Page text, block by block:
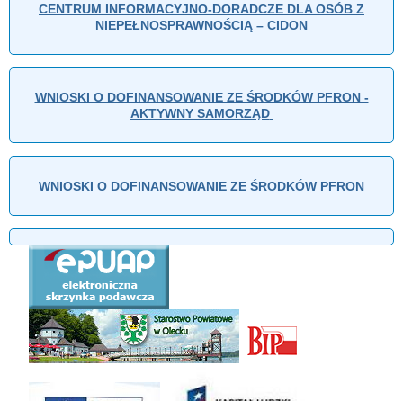
CENTRUM INFORMACYJNO-DORADCZE DLA OSÓB Z
NIEPEŁNOSPRAWNOŚCIĄ – CIDON
WNIOSKI O DOFINANSOWANIE ZE ŚRODKÓW PFRON -
AKTYWNY SAMORZĄD
WNIOSKI O DOFINANSOWANIE ZE ŚRODKÓW PFRON